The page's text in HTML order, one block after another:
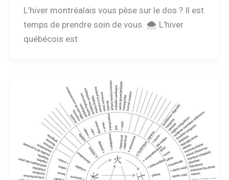
L’hiver montréalais vous pèse sur le dos ? Il est
temps de prendre soin de vous. 🌨️ L’hiver
québécois est